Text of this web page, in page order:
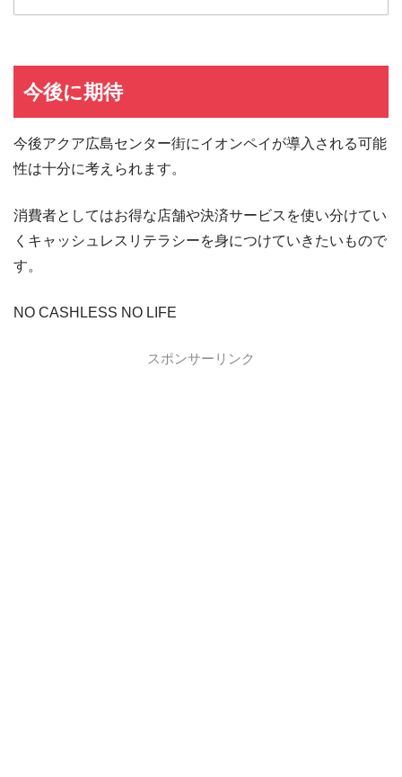
エポスカード
au PAYカード au PAYカードの入会キャンペーン
三井住友カード 三井住友カードの入会キャンペーン
VIASOカード VIASOカードの入会キャンペーン
dカード GOLD dカード GOLDの入会キャンペーン
東急カードの入会キャンペーン
今後に期待
今後アクア広島センター街にイオンペイが導入される可能
性は十分に考えられます。
消費者としてはお得な店舗や決済サービスを使い分けてい
くキャッシュレスリテラシーを身につけていきたいもので
す。
NO CASHLESS NO LIFE
スポンサーリンク